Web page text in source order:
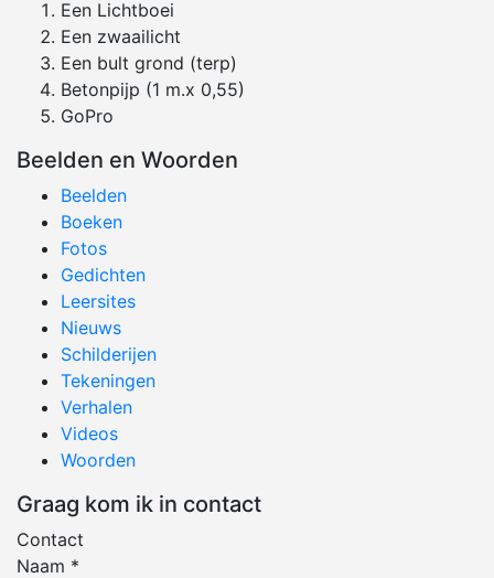
Een Lichtboei
Een zwaailicht
Een bult grond (terp)
Betonpijp (1 m.x 0,55)
GoPro
Beelden en Woorden
Beelden
Boeken
Fotos
Gedichten
Leersites
Nieuws
Schilderijen
Tekeningen
Verhalen
Videos
Woorden
Graag kom ik in contact
Contact
Naam *